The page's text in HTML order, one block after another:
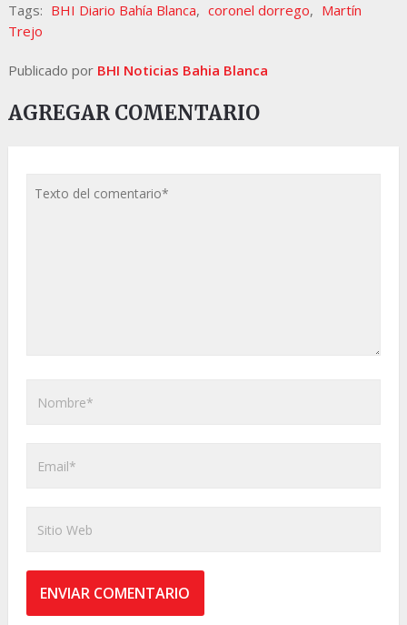
Tags: BHI Diario Bahía Blanca, coronel dorrego, Martín
Trejo
Publicado por BHI Noticias Bahia Blanca
AGREGAR COMENTARIO